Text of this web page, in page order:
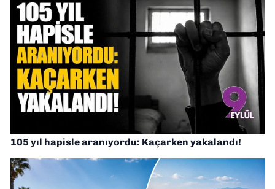
105 yıl hapisle aranıyordu: Kaçarken yakalandı!